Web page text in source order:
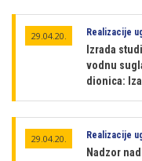
29.04.20. Realizacije
Izrada
vodnu
dionica:
29.04.20. Realizacije
Nadzor